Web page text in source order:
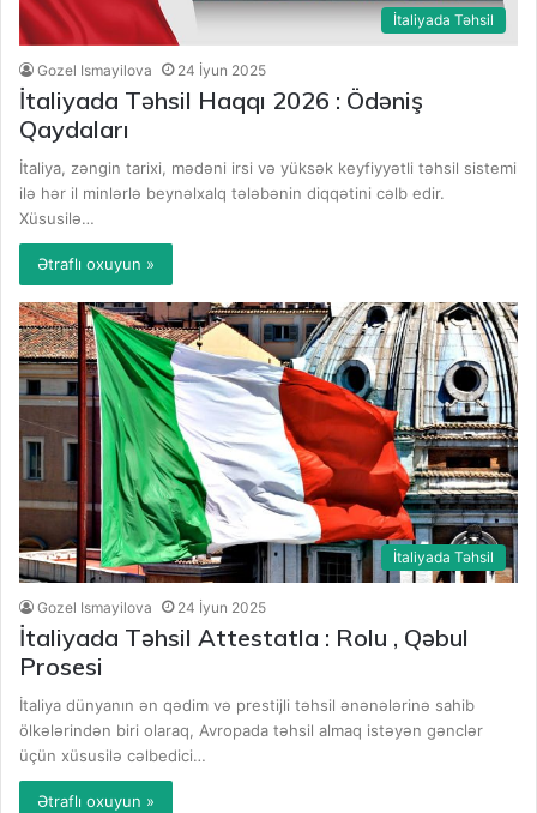
İtaliyada Təhsil
Gozel Ismayilova 24 İyun 2025
İtaliyada Təhsil Haqqı 2026 : Ödəniş
Qaydaları
İtaliya, zəngin tarixi, mədəni irsi və yüksək keyfiyyətli təhsil sistemi
ilə hər il minlərlə beynəlxalq tələbənin diqqətini cəlb edir.
Xüsusilə…
Ətraflı oxuyun »
İtaliyada Təhsil
Gozel Ismayilova 24 İyun 2025
İtaliyada Təhsil Attestatla : Rolu , Qəbul
Prosesi
İtaliya dünyanın ən qədim və prestijli təhsil ənənələrinə sahib
ölkələrindən biri olaraq, Avropada təhsil almaq istəyən gənclər
üçün xüsusilə cəlbedici…
Ətraflı oxuyun »